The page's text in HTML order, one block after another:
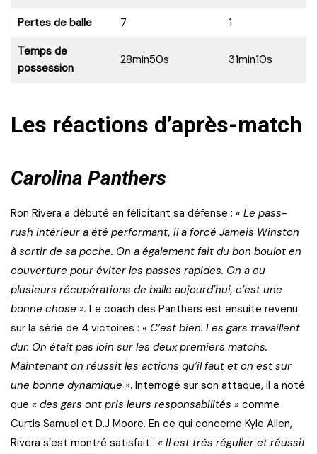
Pertes de balle
7
1
Temps de
possession
28min50s 31min10s
Les réactions d’après-match
Carolina Panthers
Ron Rivera a débuté en félicitant sa défense : « Le pass-
rush intérieur a été performant, il a forcé Jameis Winston
à sortir de sa poche. On a également fait du bon boulot en
couverture pour éviter les passes rapides. On a eu
plusieurs récupérations de balle aujourd’hui, c’est une
bonne chose ». Le coach des Panthers est ensuite revenu
sur la série de 4 victoires : « C’est bien. Les gars travaillent
dur. On était pas loin sur les deux premiers matchs.
Maintenant on réussit les actions qu’il faut et on est sur
une bonne dynamique ». Interrogé sur son attaque, il a noté
que « des gars ont pris leurs responsabilités » comme
Curtis Samuel et D.J Moore. En ce qui concerne Kyle Allen,
Rivera s’est montré satisfait : « Il est très régulier et réussit